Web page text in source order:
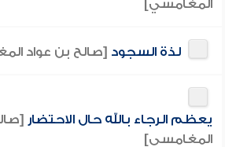
المغامسي]
لذة السجود [صالح بن عواد
يعظم الرجاء بالله حال الاحتضار
المغامسي]